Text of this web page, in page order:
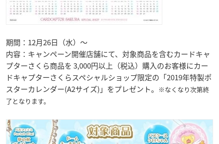
期間：12月26日（水）～
内容：キャンペーン開催店舗にて、対象商品を含むカードキャ
プターさくら商品を 3,000円以上（税込）購入のお客様にカー
ドキャプターさくらスペシャルショップ限定の「2019年特製ポ
スターカレンダー(A2サイズ)」をプレゼント。 ※なくなり次第終
了となります。